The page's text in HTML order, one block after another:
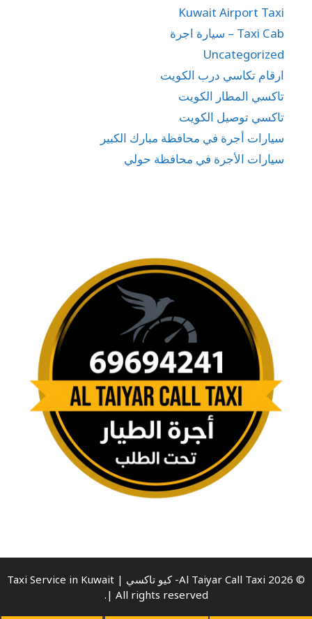
Kuwait Airport Taxi
Taxi Cab – سيارة اجرة
Uncategorized
ارقام تكاسي درب الكويت
تاكسي المطار الكويت
تاكسي توصيل الكويت
سيارات أجرة في محافظة مبارك الكبير
سيارات الأجرة في محافظة حولي
© 2026 Al Taiyar Call Taxi- كيو تاكسي | Taxi Service in Kuwait
| All rights reserved.